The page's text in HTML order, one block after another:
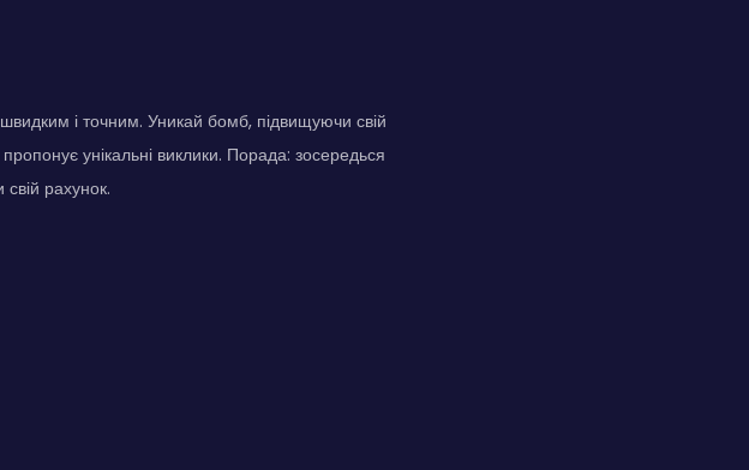
і точним. Уникай бомб, підвищуючи свій
унікальні виклики. Порада: зосередься
рахунок.